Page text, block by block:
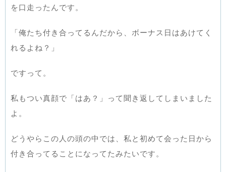
を口走ったんです。
「俺たち付き合ってるんだから、ボーナス日はあけてく
れるよね？」
ですって。
私もつい真顔で「はあ？」って聞き返してしまいました
よ。
どうやらこの人の頭の中では、私と初めて会った日から
付き合ってることになってたみたいです。